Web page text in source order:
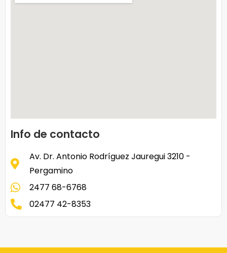
Info de contacto
Av. Dr. Antonio Rodríguez Jauregui 3210 -
Pergamino
2477 68-6768
02477 42-8353